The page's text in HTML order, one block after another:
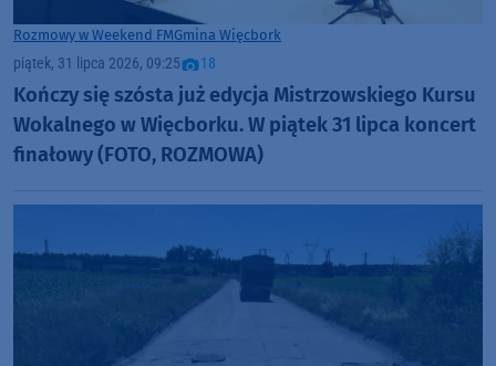
Rozmowy w Weekend FMGmina Więcbork
piątek, 31 lipca 2026, 09:25 18
Kończy się szósta już edycja Mistrzowskiego Kursu
Wokalnego w Więcborku. W piątek 31 lipca koncert
finałowy (FOTO, ROZMOWA)